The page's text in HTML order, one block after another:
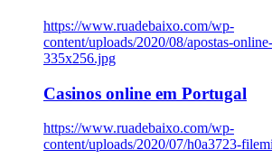
https://www.ruadebaixo.com/wp-
content/uploads/2020/08/apostas-
335x256.jpg
Casinos online em Portugal
https://www.ruadebaixo.com/wp-
content/uploads/2020/07/h0a3723-